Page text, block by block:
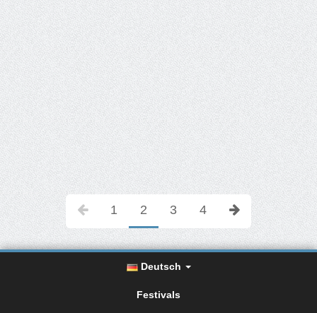
1 2 3 4
Deutsch
Festivals